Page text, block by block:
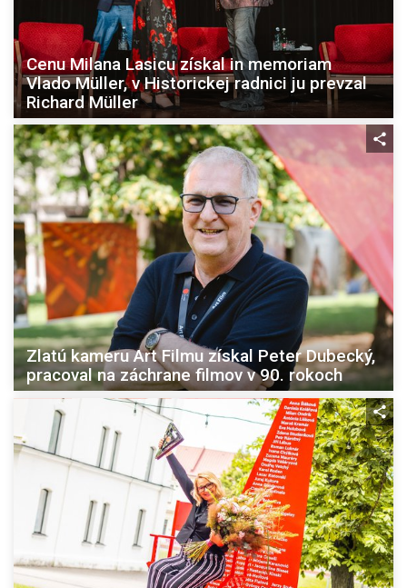
Cenu Milana Lasicu získal in memoriam
Vlado Müller, v Historickej radnici ju prevzal
Richard Müller
Zlatú kameru Art Filmu získal Peter Dubecký,
pracoval na záchrane filmov v 90. rokoch